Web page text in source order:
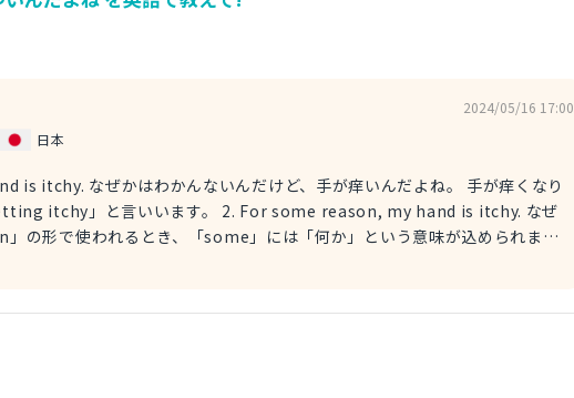
日本
2024/05/16 17:00
なぜかはわかんないんだけど、手が痒いんだよね。 手が痒くなり
。 2. For some reason, my hand is itchy. なぜ
は「なぜか」となります。また、1と2の表現を組み合わせることもできま